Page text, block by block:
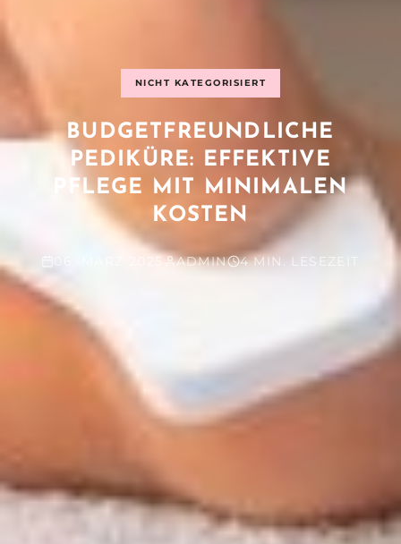
NICHT KATEGORISIERT
BUDGETFREUNDLICHE
PEDIKÜRE: EFFEKTIVE
PFLEGE MIT MINIMALEN
KOSTEN
06. MÄRZ 2025 ADMIN 4 MIN. LESEZEIT